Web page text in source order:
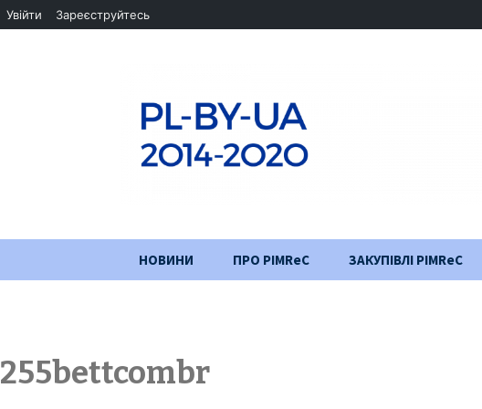
НОВИНИ ПРО PIMReC ЗАКУПІВЛІ PIMReC
255bettcombr
Увійти Зареєструйтесь